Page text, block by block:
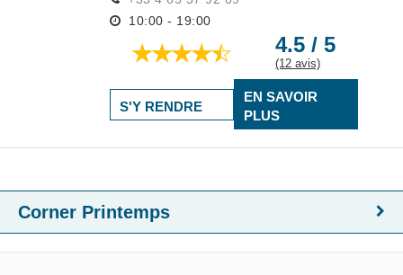
10:00 - 19:00
4.5 / 5
(12 avis)
EN SAVOIR
PLUS
S'Y RENDRE
Corner Printemps